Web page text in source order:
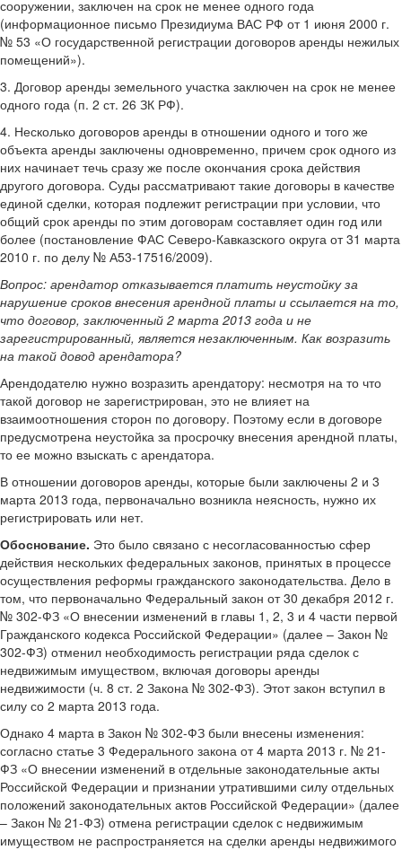
сооружении, заключен на срок не менее одного года
(информационное письмо Президиума ВАС РФ от 1 июня 2000 г.
№ 53 «О государственной регистрации договоров аренды нежилых
помещений»).
3. Договор аренды земельного участка заключен на срок не менее
одного года (п. 2 ст. 26 ЗК РФ).
4. Несколько договоров аренды в отношении одного и того же
объекта аренды заключены одновременно, причем срок одного из
них начинает течь сразу же после окончания срока действия
другого договора. Суды рассматривают такие договоры в качестве
единой сделки, которая подлежит регистрации при условии, что
общий срок аренды по этим договорам составляет один год или
более (постановление ФАС Северо-Кавказского округа от 31 марта
2010 г. по делу № А53-17516/2009).
Вопрос: арендатор отказывается платить неустойку за
нарушение сроков внесения арендной платы и ссылается на то,
что договор, заключенный 2 марта 2013 года и не
зарегистрированный, является незаключенным. Как возразить
на такой довод арендатора?
Арендодателю нужно возразить арендатору: несмотря на то что
такой договор не зарегистрирован, это не влияет на
взаимоотношения сторон по договору. Поэтому если в договоре
предусмотрена неустойка за просрочку внесения арендной платы,
то ее можно взыскать с арендатора.
В отношении договоров аренды, которые были заключены 2 и 3
марта 2013 года, первоначально возникла неясность, нужно их
регистрировать или нет.
Обоснование. Это было связано с несогласованностью сфер
действия нескольких федеральных законов, принятых в процессе
осуществления реформы гражданского законодательства. Дело в
том, что первоначально Федеральный закон от 30 декабря 2012 г.
№ 302-ФЗ «О внесении изменений в главы 1, 2, 3 и 4 части первой
Гражданского кодекса Российской Федерации» (далее – Закон №
302-ФЗ) отменил необходимость регистрации ряда сделок с
недвижимым имуществом, включая договоры аренды
недвижимости (ч. 8 ст. 2 Закона № 302-ФЗ). Этот закон вступил в
силу со 2 марта 2013 года.
Однако 4 марта в Закон № 302-ФЗ были внесены изменения:
согласно статье 3 Федерального закона от 4 марта 2013 г. № 21-
ФЗ «О внесении изменений в отдельные законодательные акты
Российской Федерации и признании утратившими силу отдельных
положений законодательных актов Российской Федерации» (далее
– Закон № 21-ФЗ) отмена регистрации сделок с недвижимым
имуществом не распространяется на сделки аренды недвижимого